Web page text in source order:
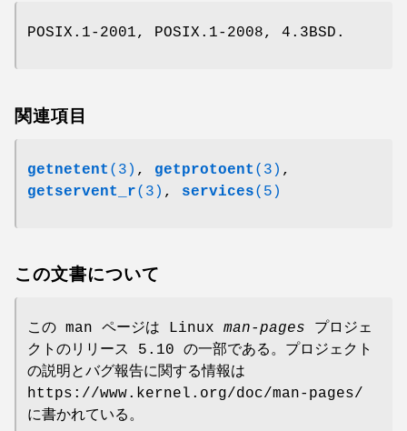
POSIX.1-2001, POSIX.1-2008, 4.3BSD.
関連項目
getnetent (3) , getprotoent (3) ,
getservent_r(3) , services(5)
この文書について
この man ページは Linux man-pages プロジェ
クトのリリース 5.10 の一部である。プロジェクト
の説明とバグ報告に関する情報は
https://www.kernel.org/doc/man-pages/
に書かれている。